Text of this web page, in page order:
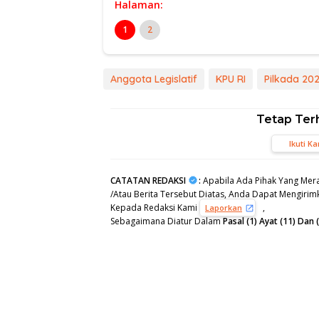
Halaman:
1 2
Anggota Legislatif KPU RI Pilkada
Tetap
Ikuti
CATATAN REDAKSI : Apabila Ada Pihak Yang
/Atau Berita Tersebut Diatas, Anda Dapat
Kepada Redaksi Kami
Laporkan
,
Sebagaimana Diatur DalamPasal (1) Ayat (11)